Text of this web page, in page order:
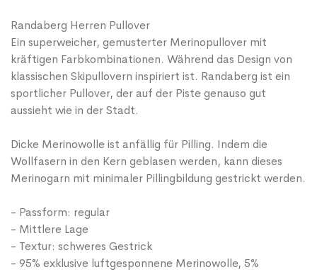
Randaberg Herren Pullover
Ein superweicher, gemusterter Merinopullover mit
kräftigen Farbkombinationen. Während das Design von
klassischen Skipullovern inspiriert ist. Randaberg ist ein
sportlicher Pullover, der auf der Piste genauso gut
aussieht wie in der Stadt.
Dicke Merinowolle ist anfällig für Pilling. Indem die
Wollfasern in den Kern geblasen werden, kann dieses
Merinogarn mit minimaler Pillingbildung gestrickt werden.
- Passform: regular
- Mittlere Lage
- Textur: schweres Gestrick
- 95% exklusive luftgesponnene Merinowolle, 5%